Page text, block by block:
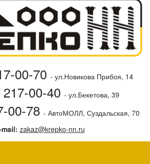
00-70 - ул.Новикова Прибоя, 14
00-40 - ул.Бекетова, 39
00-78 - АвтоМОЛЛ, Суздальская, 70
mail: zakaz@krepko-nn.ru